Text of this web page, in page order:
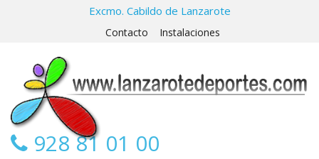
Excmo. Cabildo de Lanzarote
Contacto Instalaciones
928 81 01 00